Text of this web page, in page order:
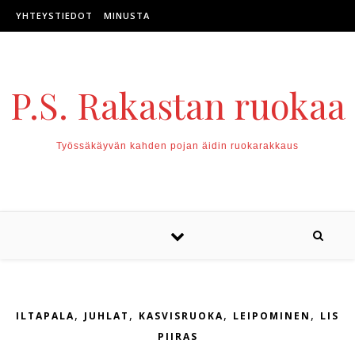
Skip to content
YHTEYSTIEDOT MINUSTA
P.S. Rakastan ruokaa
Työssäkäyvän kahden pojan äidin ruokarakkaus
ILTAPALA, JUHLAT , KASVISRUOKA, LEIPOMINEN ,
PIIRAS